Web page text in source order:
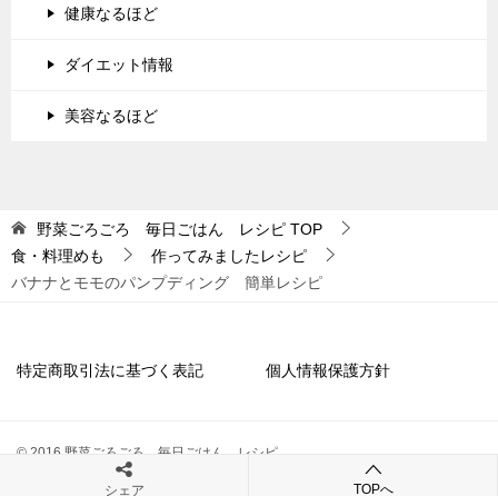
健康なるほど
ダイエット情報
美容なるほど
野菜ごろごろ 毎日ごはん レシピ TOP
食・料理めも
作ってみましたレシピ
バナナとモモのパンプディング 簡単レシピ
特定商取引法に基づく表記 個人情報保護方針
© 2016 野菜ごろごろ 毎日ごはん レシピ
シェア TOPへ